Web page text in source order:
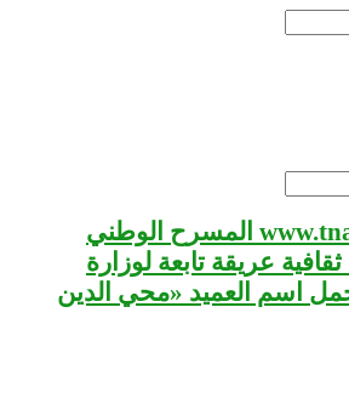
www.tna.dz المسرح الوطني
عريقة تابعة لوزارة
يحمل اسم العميد «محي الدين